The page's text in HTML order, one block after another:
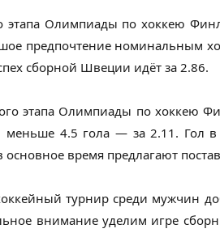
этапа Олимпиады по хоккею
предпочтение номинальным
сборной Швеции идёт за 2.86.
этапа Олимпиады по хоккею
меньше 4.5 гола — за 2.11. Гол
время предлагают
турнир среди мужчин
внимание уделим игре